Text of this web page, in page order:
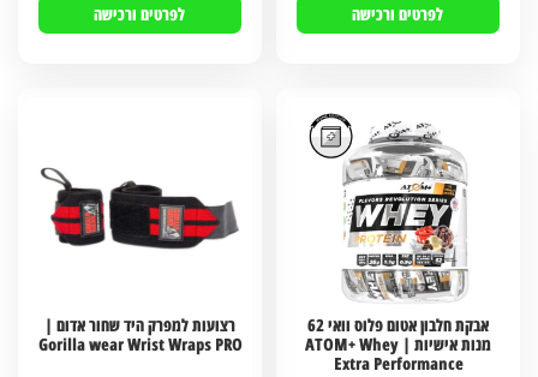
לפרטים ורכישה לפרטים ורכישה
אבקת חלבון אטום פלוס וואי 62
מנות אישיות | ATOM+ Whey
Extra Performance
רצועות למפרק היד שחור אדום |
Gorilla wear Wrist Wraps PRO